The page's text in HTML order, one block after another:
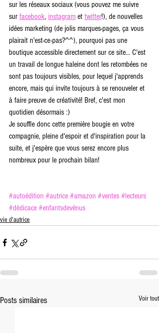
sur les réseaux sociaux (vous pouvez me suivre
sur facebook, instagram et twitter!), de nouvelles
idées marketing (de jolis marques-pages, ça vous
plairait n'est-ce-pas?^^), pourquoi pas une
boutique accessible directement sur ce site... C'est
un travail de longue haleine dont les retombées ne
sont pas toujours visibles, pour lequel j'apprends
encore, mais qui invite toujours à se renouveler et
à faire preuve de créativité! Bref, c'est mon
quotidien désormais :)
Je souffle donc cette première bougie en votre
compagnie, pleine d'espoir et d'inspiration pour la
suite, et j'espère que vous serez encore plus
nombreux pour le prochain bilan!
#autoédition #autrice #amazon #ventes #lecteurs
#dédicace #enfantsdevénus
vie d'autrice
Posts similaires Voir tout